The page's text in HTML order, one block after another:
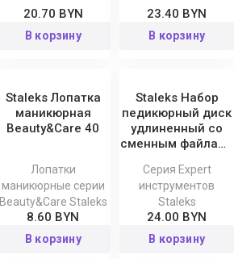
20.70 BYN
В корзину
23.40 BYN
В корзину
Staleks Лопатка
маникюрная
Beauty&Care 40
Лопатки
маникюрные серии
Beauty&Care Staleks
8.60 BYN
В корзину
Staleks Набор
педикюрный диск
удлиненный со
сменным файлами
Expert 5 шт
Серия Expert
инструментов
Staleks
24.00 BYN
В корзину